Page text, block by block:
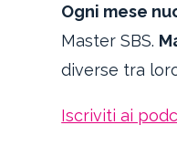
Ogni mese
Master SBS.
diverse tra
Iscriviti ai